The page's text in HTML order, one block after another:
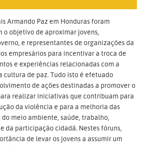
Armando Paz em Honduras foram
o objetivo de aproximar jovens,
e representantes de organizações da
empresários para incentivar a troca de
e experiências relacionadas com a
cultura de paz. Tudo isto é efetuado
de ações destinadas a promover o
realizar iniciativas que contribuam para
da violência e para a melhoria das
meio ambiente, saúde, trabalho,
da participação cidadã. Nestes fóruns,
de levar os jovens a assumir um